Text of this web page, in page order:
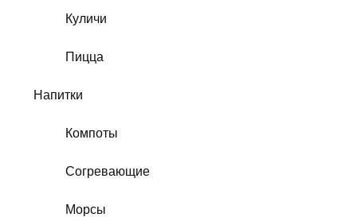
Куличи
Пицца
Напитки
Компоты
Согревающие
Морсы